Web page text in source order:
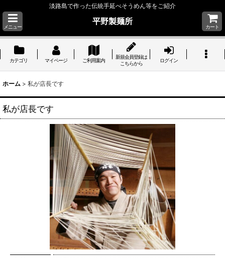
淡路島で作った伝統手延べそうめん等をご紹介
メニュー
平野製麺所
カート
カテゴリ マイページ ご利用案内
新規会員登録は
こちらから
ログイン
ホーム > 私が店長です
私が店長です